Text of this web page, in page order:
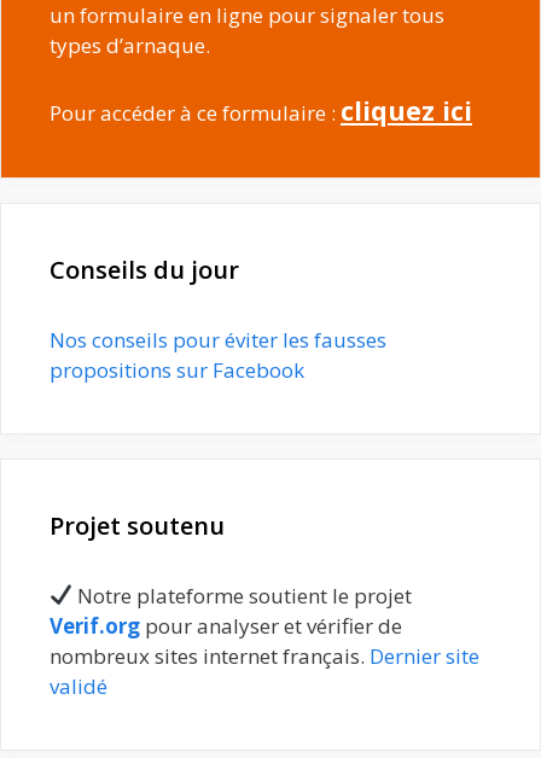
un formulaire en ligne pour signaler tous
types d’arnaque.
Pour accéder à ce formulaire : cliquez ici
Conseils du jour
Nos conseils pour éviter les fausses
propositions sur Facebook
Projet soutenu
Notre plateforme soutient le projet
Verif.org pour analyser et vérifier de
nombreux sites internet français. Dernier site
validé